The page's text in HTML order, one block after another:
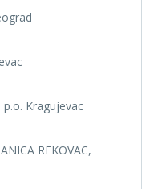
p.o. Kragujevac
REKOVAC,